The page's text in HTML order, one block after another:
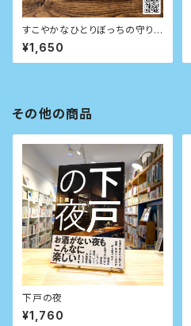
すこやかなひとりぼっちの守り
方
¥1,650
その他の商品
下戸の夜
¥1,760